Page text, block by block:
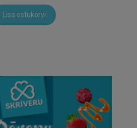
Lisa ostukorvi